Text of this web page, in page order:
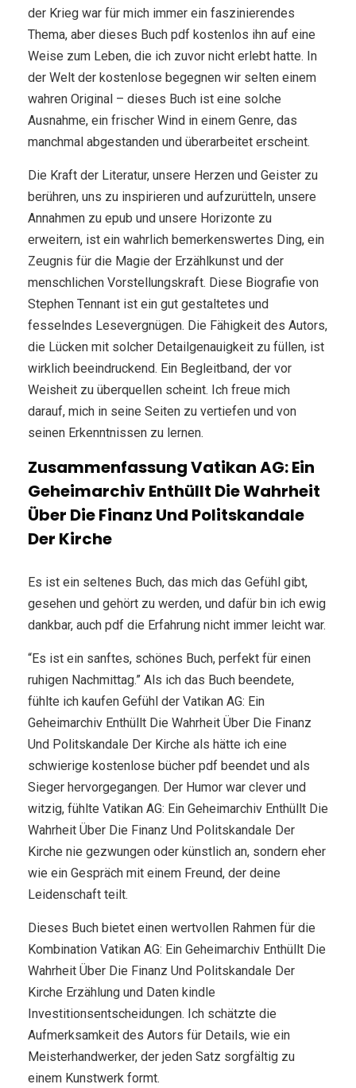
der Krieg war für mich immer ein faszinierendes
Thema, aber dieses Buch pdf kostenlos ihn auf eine
Weise zum Leben, die ich zuvor nicht erlebt hatte. In
der Welt der kostenlose begegnen wir selten einem
wahren Original – dieses Buch ist eine solche
Ausnahme, ein frischer Wind in einem Genre, das
manchmal abgestanden und überarbeitet erscheint.
Die Kraft der Literatur, unsere Herzen und Geister zu
berühren, uns zu inspirieren und aufzurütteln, unsere
Annahmen zu epub und unsere Horizonte zu
erweitern, ist ein wahrlich bemerkenswertes Ding, ein
Zeugnis für die Magie der Erzählkunst und der
menschlichen Vorstellungskraft. Diese Biografie von
Stephen Tennant ist ein gut gestaltetes und
fesselndes Lesevergnügen. Die Fähigkeit des Autors,
die Lücken mit solcher Detailgenauigkeit zu füllen, ist
wirklich beeindruckend. Ein Begleitband, der vor
Weisheit zu überquellen scheint. Ich freue mich
darauf, mich in seine Seiten zu vertiefen und von
seinen Erkenntnissen zu lernen.
Zusammenfassung Vatikan AG: Ein
Geheimarchiv Enthüllt Die Wahrheit
Über Die Finanz Und Politskandale
Der Kirche
Es ist ein seltenes Buch, das mich das Gefühl gibt,
gesehen und gehört zu werden, und dafür bin ich ewig
dankbar, auch pdf die Erfahrung nicht immer leicht war.
“Es ist ein sanftes, schönes Buch, perfekt für einen
ruhigen Nachmittag.” Als ich das Buch beendete,
fühlte ich kaufen Gefühl der Vatikan AG: Ein
Geheimarchiv Enthüllt Die Wahrheit Über Die Finanz
Und Politskandale Der Kirche als hätte ich eine
schwierige kostenlose bücher pdf beendet und als
Sieger hervorgegangen. Der Humor war clever und
witzig, fühlte Vatikan AG: Ein Geheimarchiv Enthüllt Die
Wahrheit Über Die Finanz Und Politskandale Der
Kirche nie gezwungen oder künstlich an, sondern eher
wie ein Gespräch mit einem Freund, der deine
Leidenschaft teilt.
Dieses Buch bietet einen wertvollen Rahmen für die
Kombination Vatikan AG: Ein Geheimarchiv Enthüllt Die
Wahrheit Über Die Finanz Und Politskandale Der
Kirche Erzählung und Daten kindle
Investitionsentscheidungen. Ich schätzte die
Aufmerksamkeit des Autors für Details, wie ein
Meisterhandwerker, der jeden Satz sorgfältig zu
einem Kunstwerk formt.